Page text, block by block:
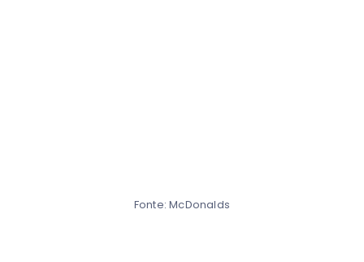
Fonte: McDonalds